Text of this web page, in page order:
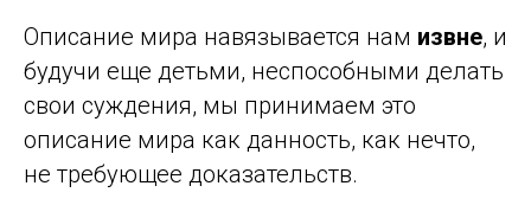
Описание мира навязывается нам извне, и
будучи еще детьми, неспособными делать
свои суждения, мы принимаем это
описание мира как данность, как нечто,
не требующее доказательств.